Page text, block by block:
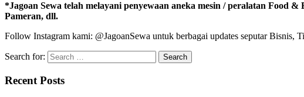
*Jagoan Sewa telah melayani penyewaan aneka mesin / peralatan Food
Pameran, dll.
Follow Instagram kami: @JagoanSewa untuk berbagai updates seputar Bisnis,
Search for:
Recent Posts